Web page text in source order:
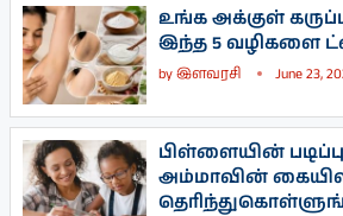
உங்க அக்குள்
இந்த 5 வழிகளை
byஇளவரசி June 23,
பிள்ளையின்
அம்மாவின்